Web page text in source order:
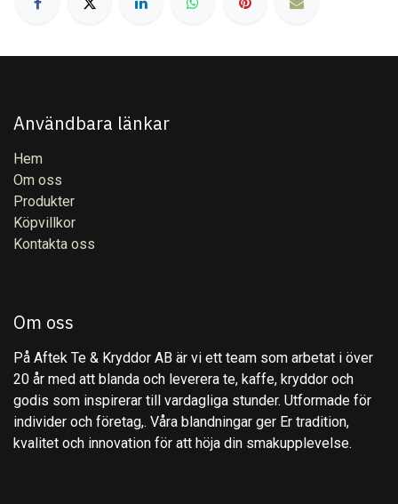
Användbara länkar
Hem
Om oss
Produkter
Köpvillkor
Kontakta oss
Om oss
På Aftek Te & Kryddor AB är vi ett team som arbetat i över
20 år med att blanda och leverera te, kaffe, kryddor och
godis som inspirerar till vardagliga stunder. Utformade för
individer och företag,. Våra blandningar ger Er tradition,
kvalitet och innovation för att höja din smakupplevelse.